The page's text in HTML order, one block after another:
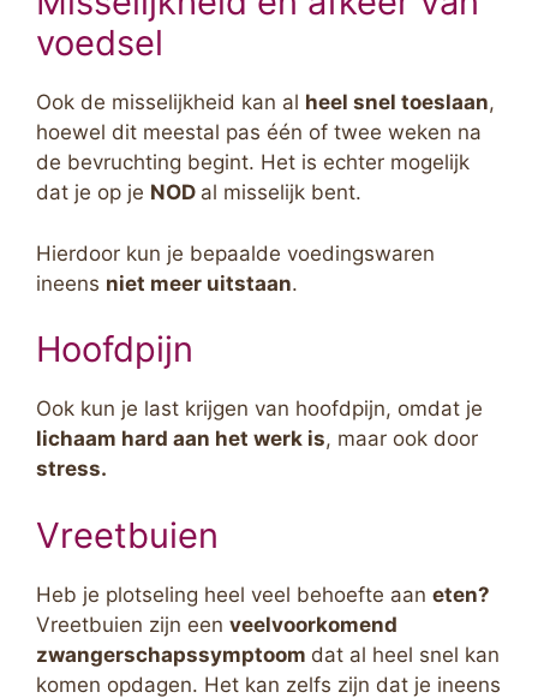
voedsel
Ook de misselijkheid kan al heel snel toeslaan,
hoewel dit meestal pas één of twee weken na
de bevruchting begint. Het is echter mogelijk
dat je op je NOD al misselijk bent.
Hierdoor kun je bepaalde voedingswaren
ineens niet meer uitstaan.
Hoofdpijn
Ook kun je last krijgen van hoofdpijn, omdat je
lichaam hard aan het werk is, maar ook door
stress.
Vreetbuien
Heb je plotseling heel veel behoefte aan eten?
Vreetbuien zijn een veelvoorkomend
zwangerschapssymptoom dat al heel snel kan
komen opdagen. Het kan zelfs zijn dat je ineens